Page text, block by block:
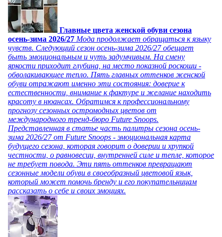
Главные цвета женской обуви сезона
осень-зима 2026/27 Мода продолжает обращаться к языку
чувств. Следующий сезон осень-зима 2026/27 обещает
быть эмоциональным и чуть задумчивым. На смену
яркости приходит глубина, на место показной роскоши -
обволакивающее тепло. Пять главных оттенков женской
обуви отражают именно эти состояния: доверие к
естественности, внимание к фактуре и желание находить
красоту в нюансах. Обратимся к профессиональному
прогнозу сезонных остромодных цветов от
международного тренд-бюро Future Snoops.
Представленная в статье часть палитры сезона осень-
зима 2026/27 от Future Snoops - эмоциональная карта
будущего сезона, которая говорит о доверии и хрупкой
честности, о равновесии, внутренней силе и тепле, которое
не требует повода. Эти пять оттенков превращают
сезонные модели обуви в своеобразный цветовой язык,
который может помочь бренду и его покупательницам
рассказать о себе и своих эмоциях.